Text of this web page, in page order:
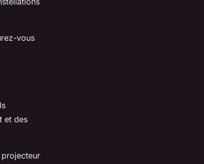
vous
et des